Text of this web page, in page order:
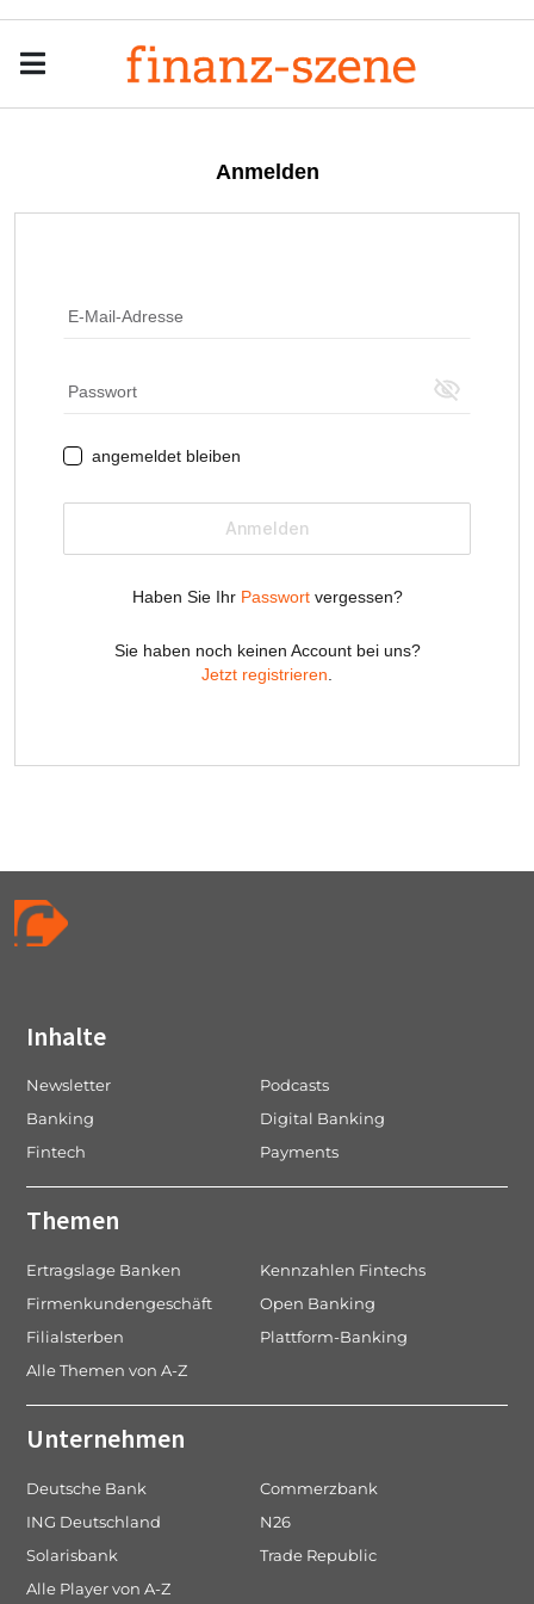
Inhalte
Newsletter
Podcasts
Banking
Digital Banking
Fintech
Payments
Themen
Ertragslage Banken
Kennzahlen Fintechs
Firmenkundengeschäft
Open Banking
Filialsterben
Plattform-Banking
Alle Themen von A-Z
Unternehmen
Deutsche Bank
Commerzbank
ING Deutschland
N26
Solarisbank
Trade Republic
Alle Player von A-Z